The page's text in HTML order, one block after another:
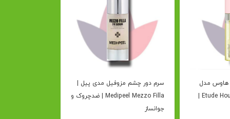
هاوس مدل
سرم دور چشم مزوفیل مدی پیل |
Medipeel Mezzo Filla | ضدچروک و
جوانساز